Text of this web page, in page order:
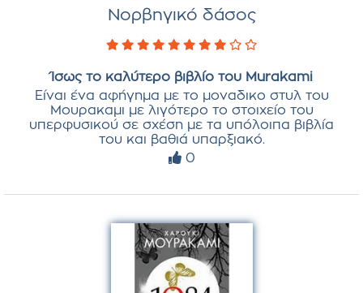
Νορβηγικό δάσος
Ίσως το καλύτερο βιβλίο του Murakami
Είναι ένα αφήγημα με το μοναδικο στυλ του
Mουρακαμι με λιγότερο το στοιχείο του
υπερφυσικού σε σχέση με τα υπόλοιπα βιβλία
του και βαθιά υπαρξιακό.
0